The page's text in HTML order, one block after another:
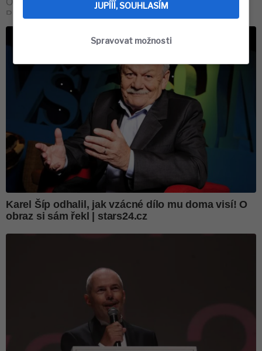
JUPÍÍÍ, SOUHLASÍM
Spravovat možnosti